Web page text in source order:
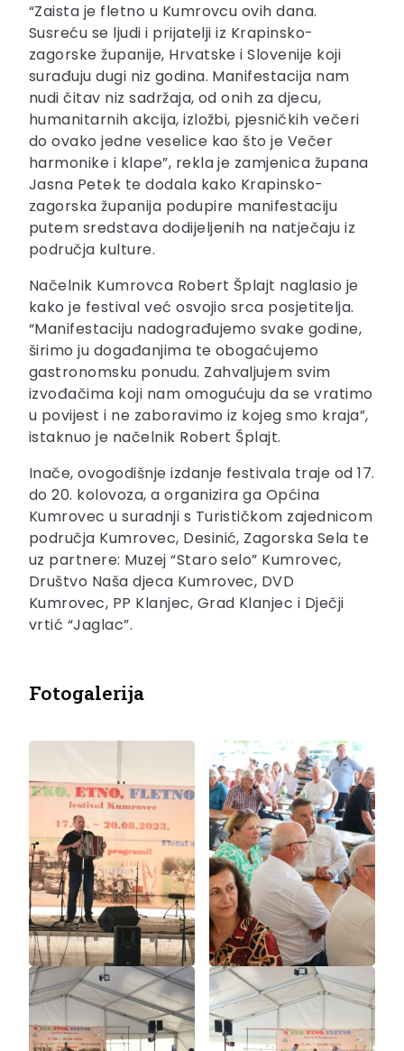
“Zaista je fletno u Kumrovcu ovih dana.
Susreću se ljudi i prijatelji iz Krapinsko-
zagorske županije, Hrvatske i Slovenije koji
surađuju dugi niz godina. Manifestacija nam
nudi čitav niz sadržaja, od onih za djecu,
humanitarnih akcija, izložbi, pjesničkih večeri
do ovako jedne veselice kao što je Večer
harmonike i klape”, rekla je zamjenica župana
Jasna Petek te dodala kako Krapinsko-
zagorska županija podupire manifestaciju
putem sredstava dodijeljenih na natječaju iz
područja kulture.
Načelnik Kumrovca Robert Šplajt naglasio je
kako je festival već osvojio srca posjetitelja.
“Manifestaciju nadograđujemo svake godine,
širimo ju događanjima te obogaćujemo
gastronomsku ponudu. Zahvaljujem svim
izvođačima koji nam omogućuju da se vratimo
u povijest i ne zaboravimo iz kojeg smo kraja”,
istaknuo je načelnik Robert Šplajt.
Inače, ovogodišnje izdanje festivala traje od 17.
do 20. kolovoza, a organizira ga Općina
Kumrovec u suradnji s Turističkom zajednicom
područja Kumrovec, Desinić, Zagorska Sela te
uz partnere: Muzej “Staro selo” Kumrovec,
Društvo Naša djeca Kumrovec, DVD
Kumrovec, PP Klanjec, Grad Klanjec i Dječji
vrtić “Jaglac”.
Fotogalerija